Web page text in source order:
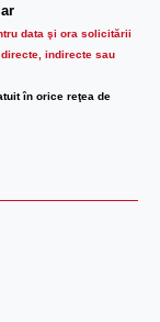
data şi ora solicitării
directe, indirecte sau
în orice reţea de